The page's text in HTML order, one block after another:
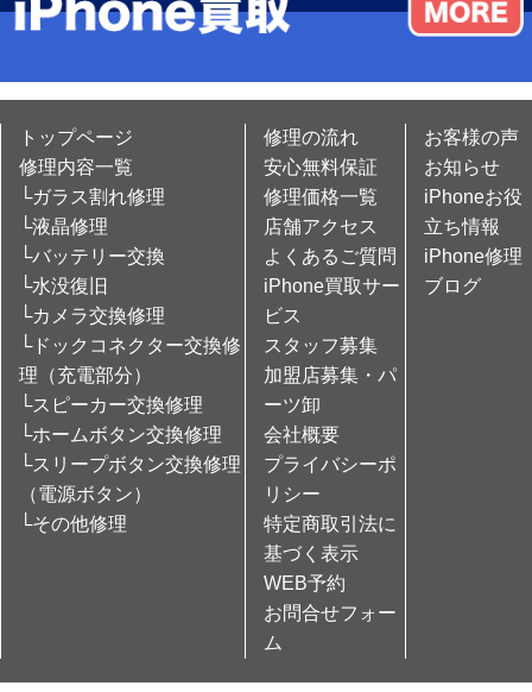
トップページ
修理内容一覧
└ガラス割れ修理
└液晶修理
└バッテリー交換
└水没復旧
└カメラ交換修理
└ドックコネクター交換修
理（充電部分）
└スピーカー交換修理
└ホームボタン交換修理
└スリープボタン交換修理
（電源ボタン）
└その他修理
修理の流れ
安心無料保証
修理価格一覧
店舗アクセス
よくあるご質問
iPhone買取サー
ビス
スタッフ募集
加盟店募集・パ
ーツ卸
会社概要
プライバシーポ
リシー
特定商取引法に
基づく表示
WEB予約
お問合せフォー
ム
お客様の声
お知らせ
iPhoneお役
立ち情報
iPhone修理
ブログ